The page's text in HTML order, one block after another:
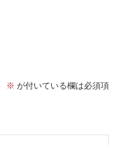
※ が付いている欄は必須項